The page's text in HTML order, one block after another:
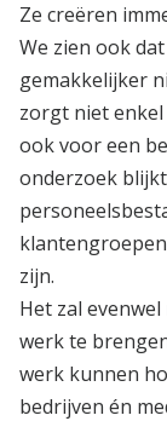
Ze creëren
We zien ook
gemakkelijker
zorgt niet
ook voor een
onderzoek
zijn.
Het zal
werk te
werk kunnen
bedrijven én